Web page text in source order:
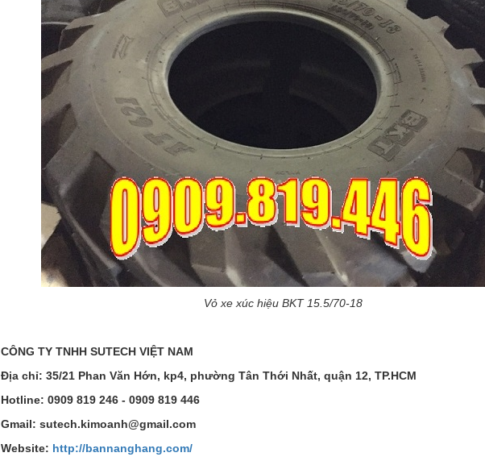
Vỏ xe xúc hiệu BKT 15.5/70-18
CÔNG TY TNHH SUTECH VIỆT NAM
Địa chỉ: 35/21 Phan Văn Hớn, kp4, phường Tân Thới Nhất, quận 12, TP.HCM
Hotline: 0909 819 246 - 0909 819 446
Gmail: sutech.kimoanh@gmail.com
Website: http://bannanghang.com/